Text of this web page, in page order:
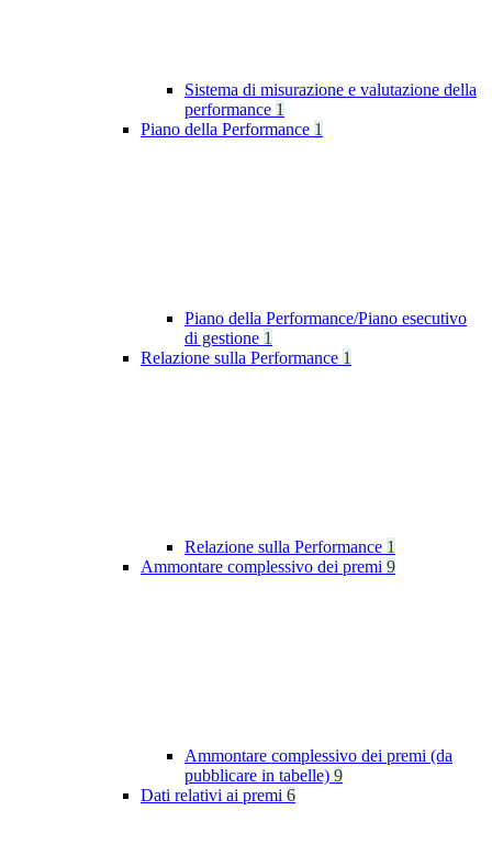
Sistema di misurazione e valutazione della
performance 1
Piano della Performance 1
Piano della Performance/Piano esecutivo
di gestione 1
Relazione sulla Performance 1
Relazione sulla Performance 1
Ammontare complessivo dei premi 9
Ammontare complessivo dei premi (da
pubblicare in tabelle) 9
Dati relativi ai premi 6